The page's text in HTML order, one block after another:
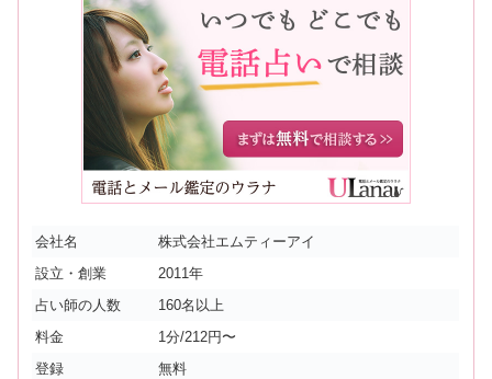
会社名
株式会社エムティーアイ
設立・創業
2011年
占い師の人数
160名以上
料金
1分/212円〜
登録
無料